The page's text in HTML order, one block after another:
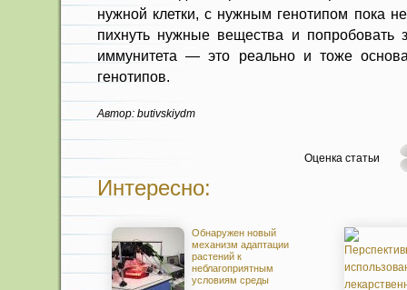
нужной клетки, с нужным генотипом пока
пихнуть нужные вещества и попробовать
иммунитета — это реально и тоже
генотипов.
Автор: butivskiydm
Оценка статьи
Интересно:
Обнаружен новый
механизм адаптации
растений к
неблагоприятным
условиям среды